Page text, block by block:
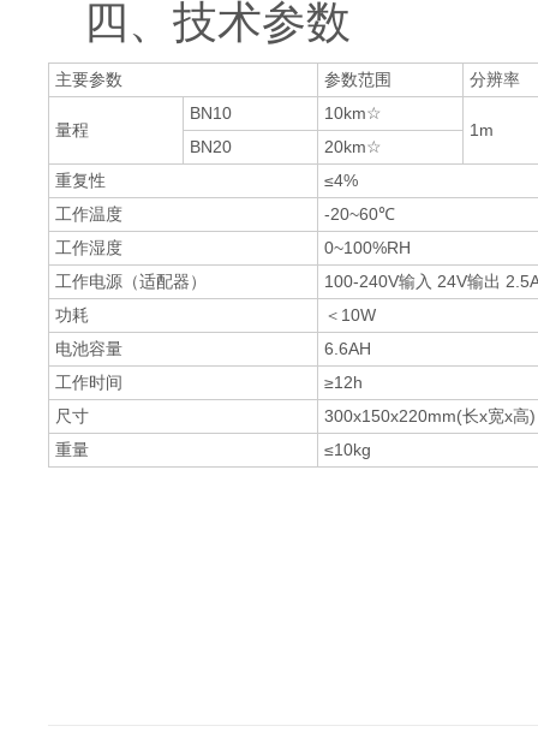
四、技术参数
主要参数 参数范围 分辨率
量程
BN10
10km☆
1m
BN20
20km☆
重复性
≤4%
工作温度
-20~60℃
工作湿度
0~100%RH
工作电源（适配器）
100-240V输入 24V输出
功耗
＜10W
电池容量
6.6AH
工作时间
≥12h
尺寸
300x150x220mm(长x宽x高)
重量
≤10kg